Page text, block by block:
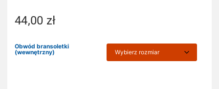
44,00 zł
Obwód bransoletki
(wewnętrzny)